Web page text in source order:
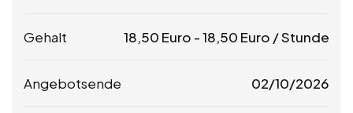
Gehalt 18,50 Euro -18,50 Euro / Stunde
Angebotsende 02/10/2026